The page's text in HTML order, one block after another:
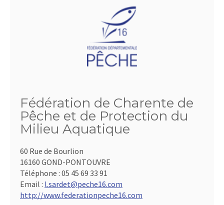
Fédération de Charente de
Pêche et de Protection du
Milieu Aquatique
60 Rue de Bourlion
16160 GOND-PONTOUVRE
Téléphone : 05 45 69 33 91
Email : l.sardet@peche16.com
http://www.federationpeche16.com